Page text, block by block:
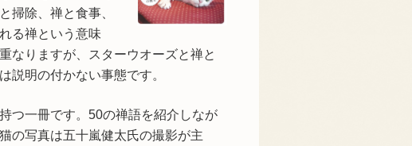
掃除、禅と食事、
る禅という意味
なりますが、スターウオーズと禅と
説明の付かない事態です。
つ一冊です。50の禅語を紹介しなが
の写真は五十嵐健太氏の撮影が主